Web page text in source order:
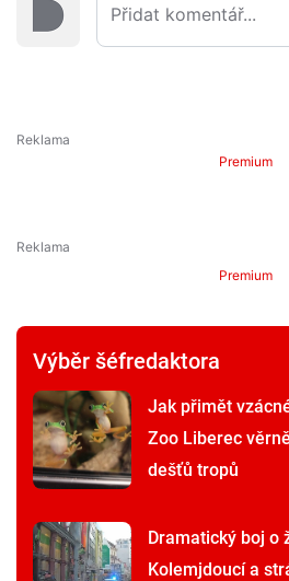
Premium
Premium
Výběr šéfredaktora
Jak přimět
Zoo Liberec
dešťů tropů
Dramatický boj o
Kolemjdoucí a